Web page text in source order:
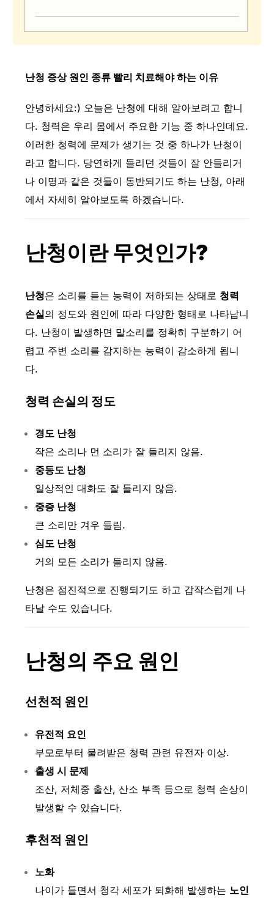
난청 증상 원인 종류 빨리 치료해야 하는 이유
안녕하세요:) 오늘은 난청에 대해 알아보려고 합니
다. 청력은 우리 몸에서 주요한 기능 중 하나인데요.
이러한 청력에 문제가 생기는 것 중 하나가 난청이
라고 합니다. 당연하게 들리던 것들이 잘 안들리거
나 이명과 같은 것들이 동반되기도 하는 난청, 아래
에서 자세히 알아보도록 하겠습니다.
난청이란 무엇인가?
난청은 소리를 듣는 능력이 저하되는 상태로 청력
손실의 정도와 원인에 따라 다양한 형태로 나타납니
다. 난청이 발생하면 말소리를 정확히 구분하기 어
렵고 주변 소리를 감지하는 능력이 감소하게 됩니
다.
청력 손실의 정도
경도 난청
작은 소리나 먼 소리가 잘 들리지 않음.
중등도 난청
일상적인 대화도 잘 들리지 않음.
중증 난청
큰 소리만 겨우 들림.
심도 난청
거의 모든 소리가 들리지 않음.
난청은 점진적으로 진행되기도 하고 갑작스럽게 나
타날 수도 있습니다.
난청의 주요 원인
선천적 원인
유전적 요인
부모로부터 물려받은 청력 관련 유전자 이상.
출생 시 문제
조산, 저체중 출산, 산소 부족 등으로 청력 손상이
발생할 수 있습니다.
후천적 원인
노화
나이가 들면서 청각 세포가 퇴화해 발생하는 노인